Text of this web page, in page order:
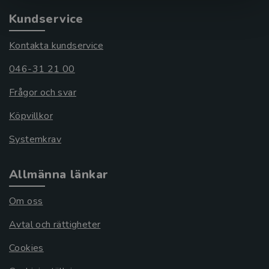
Kundservice
Kontakta kundservice
046-31 21 00
Frågor och svar
Köpvillkor
Systemkrav
Allmänna länkar
Om oss
Avtal och rättigheter
Cookies